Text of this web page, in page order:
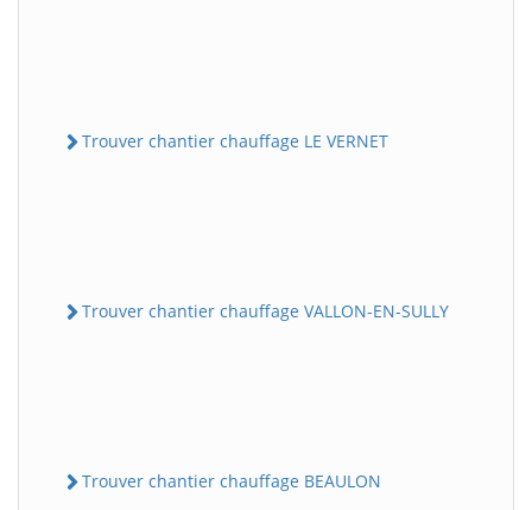
Trouver chantier chauffage LE VERNET
Trouver chantier chauffage VALLON-EN-SULLY
Trouver chantier chauffage BEAULON